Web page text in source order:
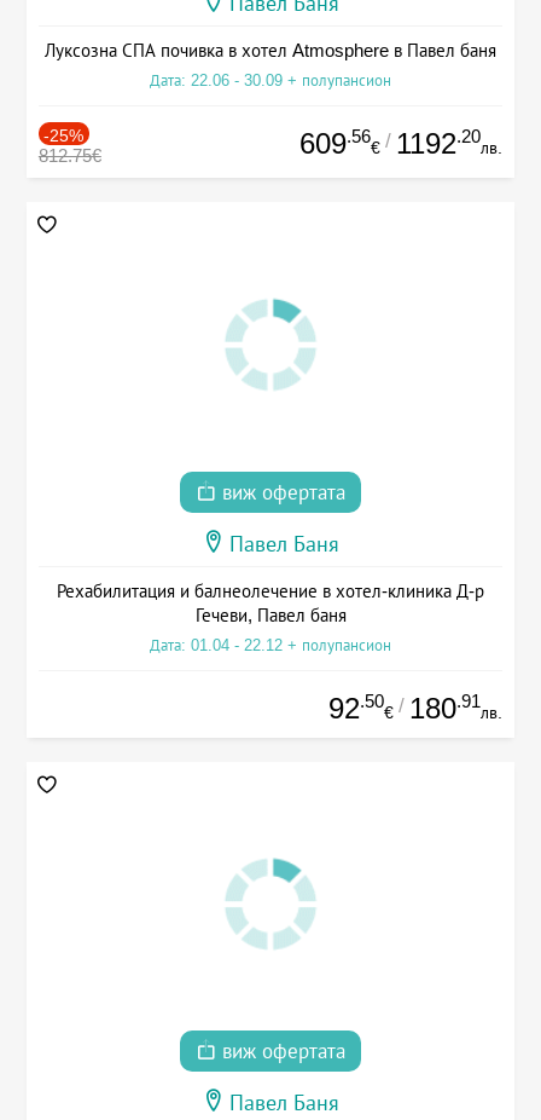
Луксозна СПА почивка в хотел Atmosphere в Павел баня
Дата: 22.06 - 30.09 + полупансион
-25%
812.75€ 609.56
€ / 1192.20
лв.
виж офертата
Павел Баня
Рехабилитация и балнеолечение в хотел-клиника Д-р
Гечеви, Павел баня
Дата: 01.04 - 22.12 + полупансион
92.50
€ / 180.91
лв.
виж офертата
Павел Баня